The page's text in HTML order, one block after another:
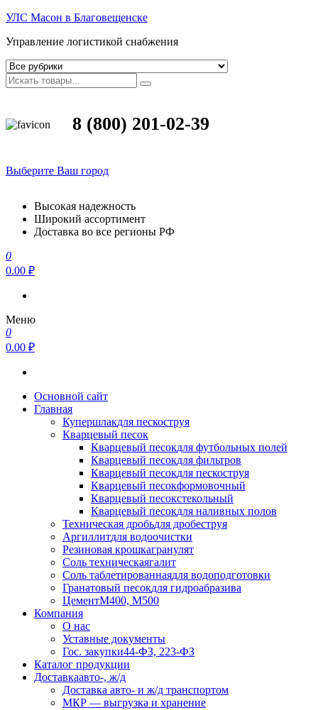
УЛС Масон в Благовещенске
Управление логистикой снабжения
8 (800) 201-02-39
Выберите Ваш город
Высокая надежность
Широкий ассортимент
Доставка во все регионы РФ
0
0.00 ₽
Меню
0
0.00 ₽
Основной сайт
Главная
Купершлакдля пескоструя
Кварцевый песок
Кварцевый песокдля футбольных полей
Кварцевый песокдля фильтров
Кварцевый песокдля пескоструя
Кварцевый песокформовочный
Кварцевый песокстекольный
Кварцевый песокдля наливных полов
Техническая дробьдля дробеструя
Аргиллитдля водоочистки
Резиновая крошкагранулят
Соль техническаягалит
Соль таблетированнаядля водоподготовки
Гранатовый песокдля гидроабразива
ЦементМ400, М500
Компания
О нас
Уставные документы
Гос. закупки44-ФЗ, 223-ФЗ
Каталог продукции
Доставкаавто-, ж/д
Доставка авто- и ж/д транспортом
МКР — выгрузка и хранение